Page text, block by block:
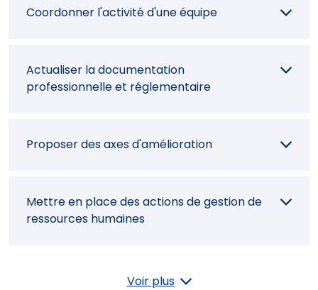
Coordonner l'activité d'une équipe
Actualiser la documentation
professionnelle et réglementaire
Proposer des axes d'amélioration
Mettre en place des actions de gestion de
ressources humaines
Coordonner une équipe d'intervenants
Voir plus